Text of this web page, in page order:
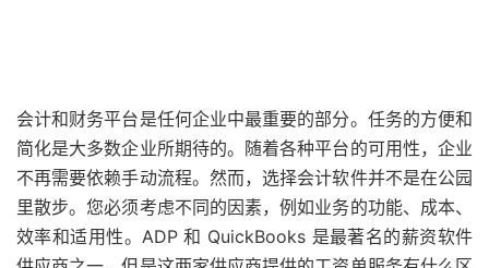
会计和财务平台是任何企业中最重要的部分。任务的方便和
简化是大多数企业所期待的。随着各种平台的可用性，企业
不再需要依赖手动流程。然而，选择会计软件并不是在公园
里散步。您必须考虑不同的因素，例如业务的功能、成本、
效率和适用性。ADP 和 QuickBooks 是最著名的薪资软件